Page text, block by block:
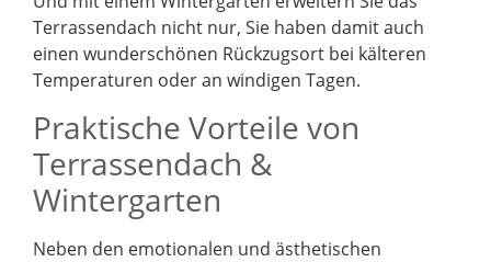
Terrassendach nicht nur, Sie haben damit auch
einen wunderschönen Rückzugsort bei kälteren
Temperaturen oder an windigen Tagen.
Praktische Vorteile von
Terrassendach &
Wintergarten
Neben den emotionalen und ästhetischen